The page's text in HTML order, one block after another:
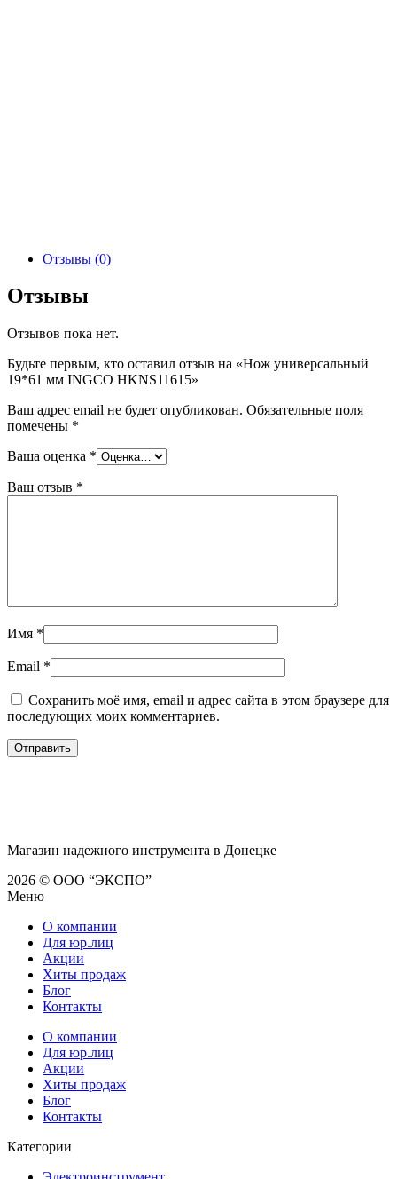
Отзывы (0)
Отзывы
Отзывов пока нет.
Будьте первым, кто оставил отзыв на «Нож универсальный
19*61 мм INGCO HKNS11615»
Ваш адрес email не будет опубликован. Обязательные поля
помечены *
Ваша оценка *
Ваш отзыв *
Имя *
Email *
Сохранить моё имя, email и адрес сайта в этом браузере для
последующих моих комментариев.
Магазин надежного инструмента в Донецке
2026 © ООО “ЭКСПО”
Меню
О компании
Для юр.лиц
Акции
Хиты продаж
Блог
Контакты
О компании
Для юр.лиц
Акции
Хиты продаж
Блог
Контакты
Категории